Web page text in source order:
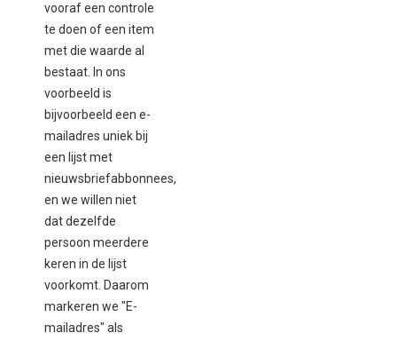
vooraf een controle
te doen of een item
met die waarde al
bestaat. In ons
voorbeeld is
bijvoorbeeld een e-
mailadres uniek bij
een lijst met
nieuwsbriefabbonnees,
en we willen niet
dat dezelfde
persoon meerdere
keren in de lijst
voorkomt. Daarom
markeren we "E-
mailadres" als